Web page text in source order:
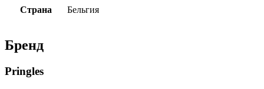
Страна Бельгия
Бренд
Pringles